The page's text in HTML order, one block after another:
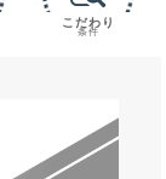
こだわり
条件